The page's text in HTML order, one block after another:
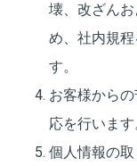
壊、改ざん
め、社内規
す。
お客様から
応を行います
個人情報の